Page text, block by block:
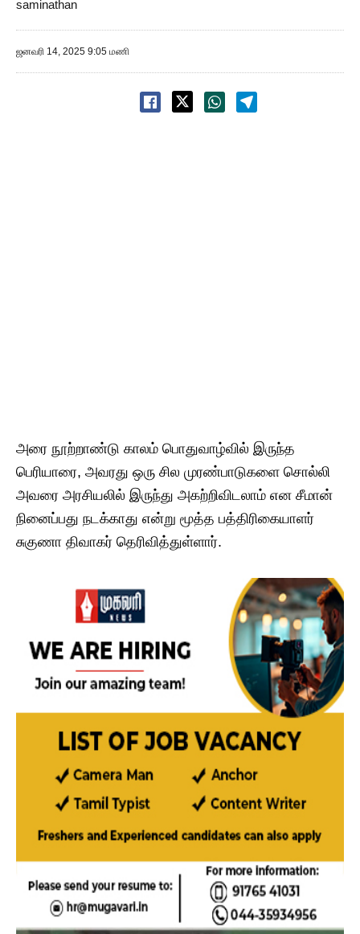
saminathan
ஜனவரி 14, 2025 9:05 மணி
அரை நூற்றாண்டு காலம் பொதுவாழ்வில் இருந்த
பெரியாரை, அவரது ஒரு சில முரண்பாடுகளை சொல்லி
அவரை அரசியலில் இருந்து அகற்றிவிடலாம் என சீமான்
நினைப்பது நடக்காது என்று மூத்த பத்திரிகையாளர்
சுகுணா திவாகர் தெரிவித்துள்ளார்.